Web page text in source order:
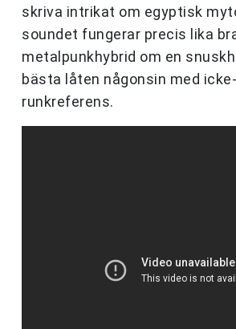
skriva intrikat om egyptisk
soundet fungerar precis lika
metalpunkhybrid om en
bästa låten någonsin med
runkreferens.